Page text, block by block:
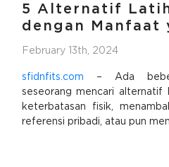
5 Alternatif
dengan Manfaat
February 13th, 2024
sfidnfits.com – Ada
seseorang mencari alternatif
keterbatasan fisik,
referensi pribadi, atau pun